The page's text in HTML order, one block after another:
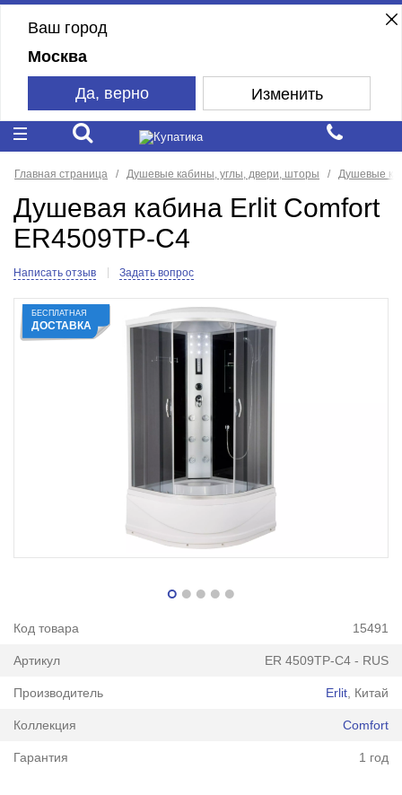
Ваш город
Москва
Да, верно Изменить
Главная страница Душевые кабины, углы, двери, шторы Душевые
Душевая кабина Erlit Comfort
ER4509TP-C4
Написать отзыв Задать вопрос
БЕСПЛАТНАЯ
ДОСТАВКА
Код товара 15491
Артикул ER 4509TP-C4 - RUS
Производитель Erlit , Китай
Коллекция Comfort
Гарантия 1 год